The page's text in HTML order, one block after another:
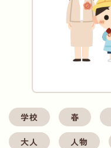
学校 春
大人 人物